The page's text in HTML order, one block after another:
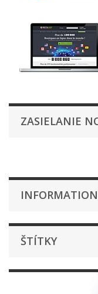
ZASIELANIE
INFORMATION
ŠTÍTKY